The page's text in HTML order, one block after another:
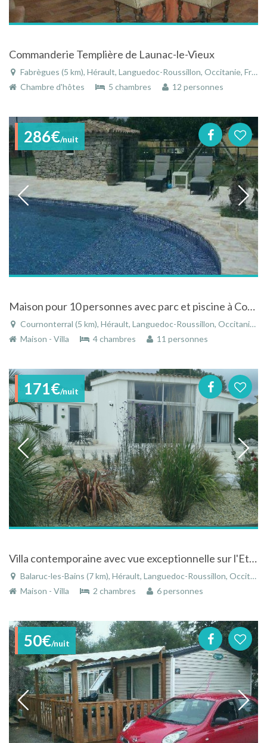
Commanderie Templière de Launac-le-Vieux
Fabrègues (5 km), Hérault, Languedoc-Roussillon, Occitanie, France
Chambre d'hôtes
5 chambres 12 personnes
286€/nuit
Maison pour 10 personnes avec parc et piscine à Cournonterral dans l'Hérault / Languedoc Roussillon
Cournonterral (5 km), Hérault, Languedoc-Roussillon, Occitanie, France
Maison - Villa
4 chambres 11 personnes
171€/nuit
Villa contemporaine avec vue exceptionnelle sur l'Etang de Thau
Balaruc-les-Bains (7 km), Hérault, Languedoc-Roussillon, Occitanie, France
Maison - Villa
2 chambres 6 personnes
50€/nuit